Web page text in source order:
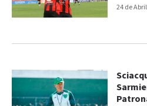
24 de